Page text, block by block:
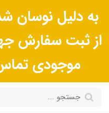
به دلیل نوسان
از ثبت سفارش
موجودی